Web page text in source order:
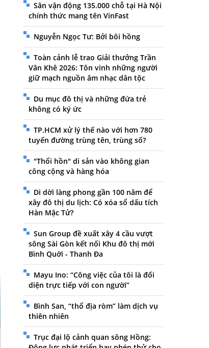
Sân vận động 135.000 chỗ tại Hà Nội
chính thức mang tên VinFast
Nguyễn Ngọc Tư: Bởi bôi hồng
Toàn cảnh lễ trao Giải thưởng Trần
Văn Khê 2026: Tôn vinh những người
giữ mạch nguồn âm nhạc dân tộc
Du mục đô thị và những đứa trẻ
không có ký ức
TP.HCM xử lý thế nào với hơn 780
tuyến đường trùng tên, trùng số?
"Thổi hồn" di sản vào không gian
công cộng và hàng hóa
Di dời làng phong gần 100 năm để
xây đô thị du lịch: Có xóa sổ dấu tích
Hàn Mặc Tử?
Sun Group đề xuất xây 4 cầu vượt
sông Sài Gòn kết nối Khu đô thị mới
Bình Quới - Thanh Đa
Mayu Ino: “Công việc của tôi là đối
diện trực tiếp với con người”
Bình San, “thổ địa ròm” làm dịch vụ
thiên nhiên
Trục đại lộ cảnh quan sông Hồng: